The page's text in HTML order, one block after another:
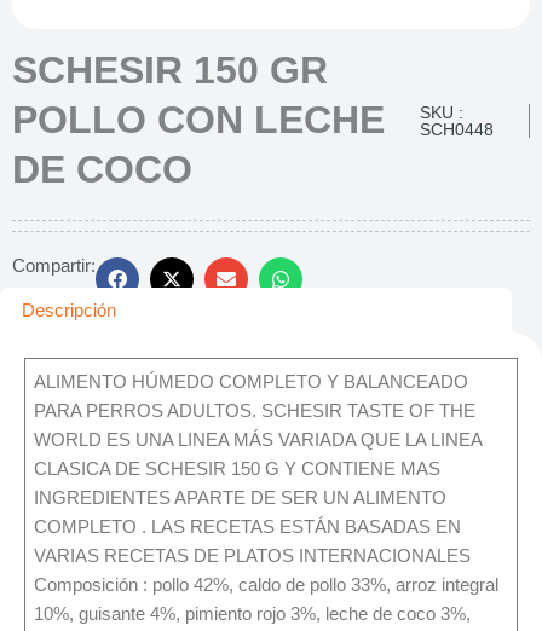
SCHESIR 150 GR
POLLO CON LECHE
DE COCO
SKU :
SCH0448
Compartir:
Descripción
ALIMENTO HÚMEDO COMPLETO Y BALANCEADO
PARA PERROS ADULTOS. SCHESIR TASTE OF THE
WORLD ES UNA LINEA MÁS VARIADA QUE LA LINEA
CLASICA DE SCHESIR 150 G Y CONTIENE MAS
INGREDIENTES APARTE DE SER UN ALIMENTO
COMPLETO . LAS RECETAS ESTÁN BASADAS EN
VARIAS RECETAS DE PLATOS INTERNACIONALES
Composición : pollo 42%, caldo de pollo 33%, arroz integral
10%, guisante 4%, pimiento rojo 3%, leche de coco 3%,